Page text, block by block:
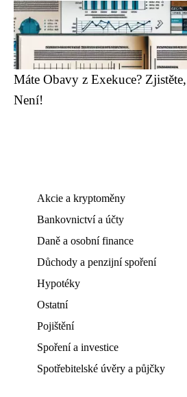
Máte Obavy z Exekuce?
Není!
Akcie a kryptoměny
Bankovnictví a účty
Daně a osobní finance
Důchody a penzijní spoření
Hypotéky
Ostatní
Pojištění
Spoření a investice
Spotřebitelské úvěry a půjčky